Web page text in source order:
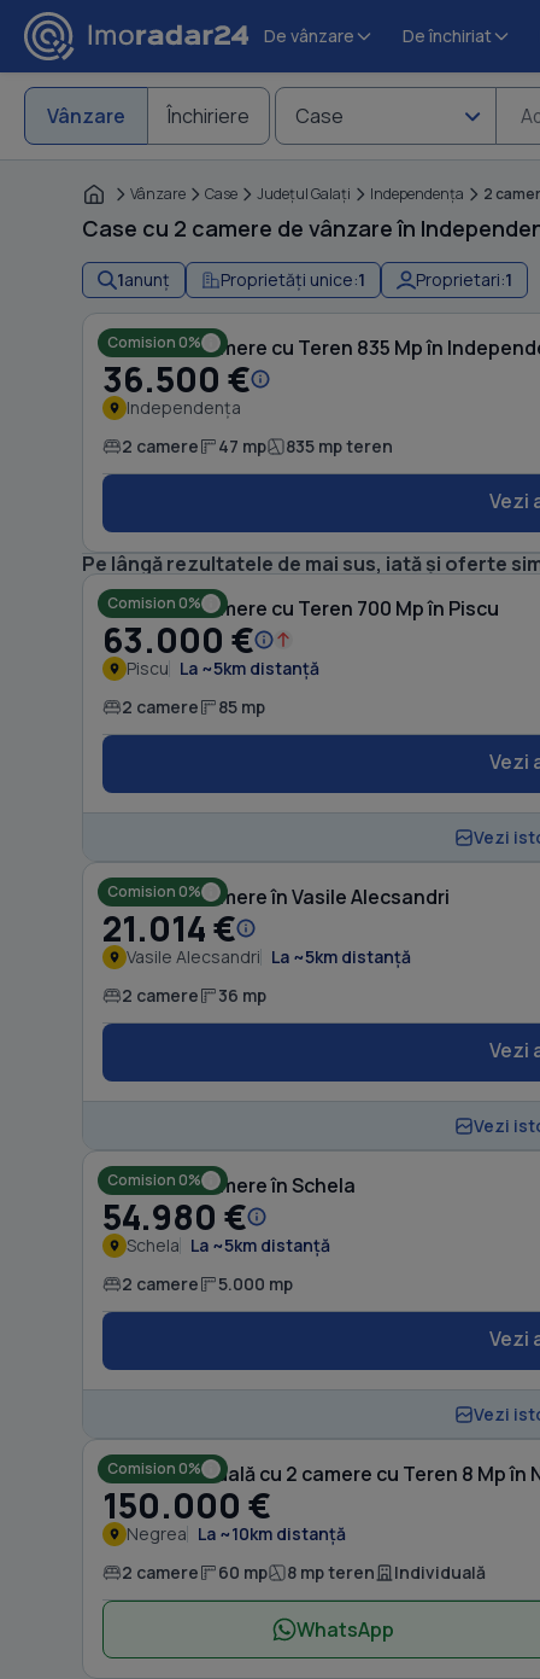
De vânzare De închiriat
Vânzare Închiriere Case
Vânzare Case Judeţul Galaţi Independenţa 2
Case cu 2 camere de vânzare în
1anunț Proprietăți unice:1 Proprietari:1
Comision 0%
Casă cu 2 camere cu Teren 835 Mp în
36.500 €
Independența
2 camere 47 mp 835 mp teren
Vezi
Pe lângă rezultatele de mai sus, iată și oferte
Comision 0%
Casă cu 2 camere cu Teren 700 Mp în Piscu
63.000 €
Piscu La ~5km distanță
2 camere 85 mp
Vezi
Vezi
Comision 0%
Casă cu 2 camere în Vasile Alecsandri
21.014 €
Vasile Alecsandri La ~5km distanță
2 camere 36 mp
Vezi
Vezi
Comision 0%
Casă cu 2 camere în Schela
54.980 €
Schela La ~5km distanță
2 camere 5.000 mp
Vezi
Vezi
Comision 0%
Casă individuală cu 2 camere cu Teren 8 Mp în
150.000 €
Negrea La ~10km distanță
2 camere 60 mp 8 mp teren Individuală
WhatsApp